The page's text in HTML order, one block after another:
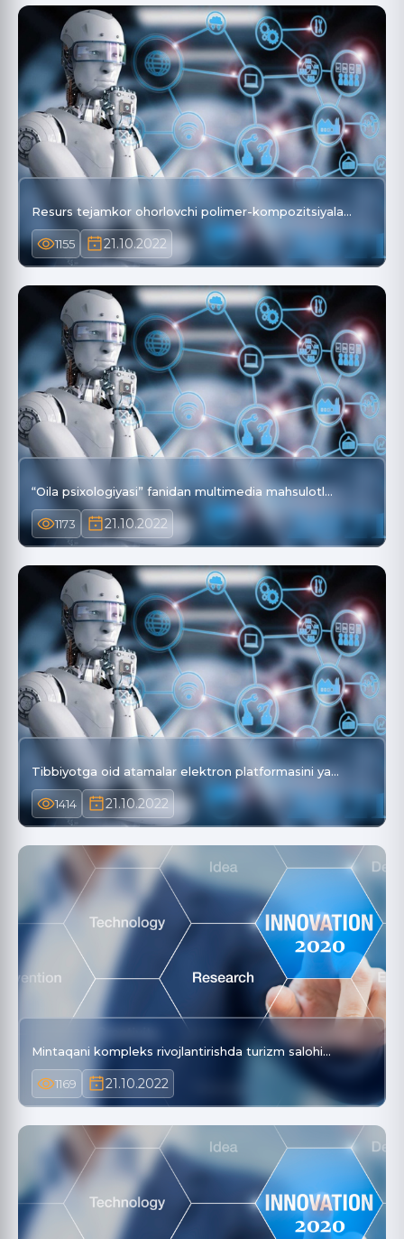
Resurs tejamkor ohorlovchi polimer-kompozitsiyala…
1155 21.10.2022
“Oila psixologiyasi” fanidan multimedia mahsulotl…
1173 21.10.2022
Tibbiyotga oid atamalar elektron platformasini ya…
1414 21.10.2022
Mintaqani kompleks rivojlantirishda turizm salohi…
1169 21.10.2022